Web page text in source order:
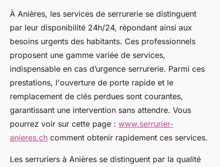
À Anières, les services de serrurerie se distinguent
par leur disponibilité 24h/24, répondant ainsi aux
besoins urgents des habitants. Ces professionnels
proposent une gamme variée de services,
indispensable en cas d’urgence serrurerie. Parmi ces
prestations, l'ouverture de porte rapide et le
remplacement de clés perdues sont courantes,
garantissant une intervention sans attendre. Vous
pourrez voir sur cette page : www.serrurier-
anieres.ch comment obtenir rapidement ces services.
Les serruriers à Anières se distinguent par la qualité